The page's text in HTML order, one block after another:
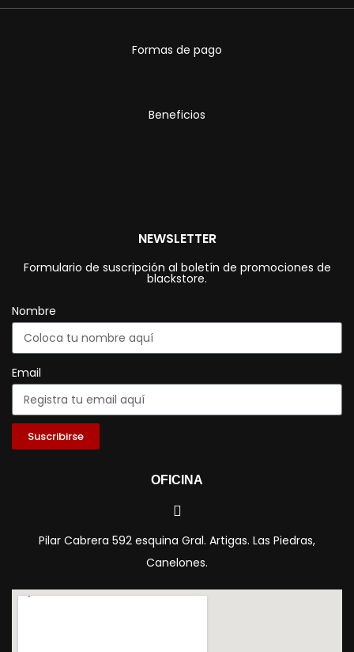
Formas de pago
Beneficios
NEWSLETTER
Formulario de suscripción al boletín de promociones de
blackstore.
Nombre
Email
Suscribirse
OFICINA
Pilar Cabrera 592 esquina Gral. Artigas. Las Piedras,
Canelones.